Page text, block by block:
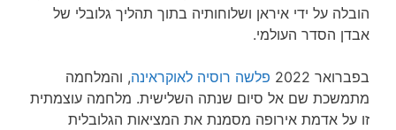
הובלה על ידי איראן ושלוחותיה בתוך תהליך גלובלי של
אבדן הסדר העולמי.
בפברואר 2022 פלשה רוסיה לאוקראינה, והמלחמה
מתמשכת שם אל סיום שנתה השלישית. מלחמה עוצמתית
זו על אדמת אירופה מסמנת את המציאות הגלובלית